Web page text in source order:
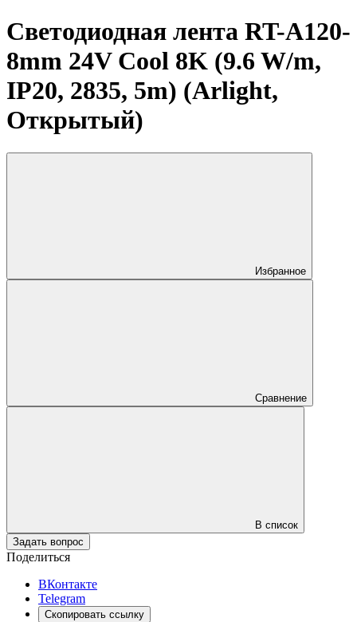
Светодиодная лента RT-A120-
8mm 24V Cool 8K (9.6 W/m,
IP20, 2835, 5m) (Arlight,
Открытый)
Избранное
Сравнение
В список
Задать вопрос
Поделиться
ВКонтакте
Telegram
Скопировать ссылку